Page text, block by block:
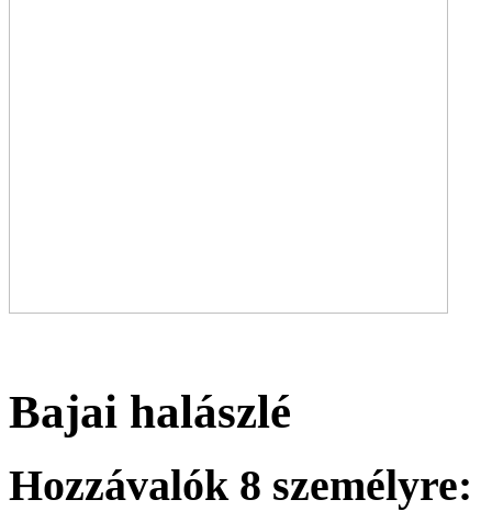
Bajai halászlé
Hozzávalók 8 személyre: